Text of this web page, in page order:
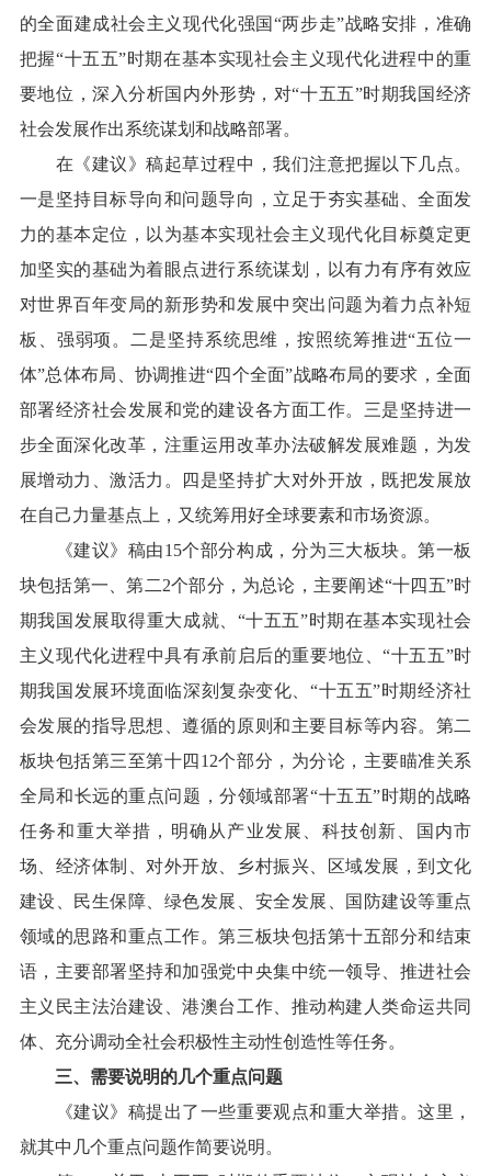
的全面建成社会主义现代化强国“两步走”战略安排，准确
把握“十五五”时期在基本实现社会主义现代化进程中的重
要地位，深入分析国内外形势，对“十五五”时期我国经济
社会发展作出系统谋划和战略部署。
在《建议》稿起草过程中，我们注意把握以下几点。
一是坚持目标导向和问题导向，立足于夯实基础、全面发
力的基本定位，以为基本实现社会主义现代化目标奠定更
加坚实的基础为着眼点进行系统谋划，以有力有序有效应
对世界百年变局的新形势和发展中突出问题为着力点补短
板、强弱项。二是坚持系统思维，按照统筹推进“五位一
体”总体布局、协调推进“四个全面”战略布局的要求，全面
部署经济社会发展和党的建设各方面工作。三是坚持进一
步全面深化改革，注重运用改革办法破解发展难题，为发
展增动力、激活力。四是坚持扩大对外开放，既把发展放
在自己力量基点上，又统筹用好全球要素和市场资源。
《建议》稿由15个部分构成，分为三大板块。第一板
块包括第一、第二2个部分，为总论，主要阐述“十四五”时
期我国发展取得重大成就、“十五五”时期在基本实现社会
主义现代化进程中具有承前启后的重要地位、“十五五”时
期我国发展环境面临深刻复杂变化、“十五五”时期经济社
会发展的指导思想、遵循的原则和主要目标等内容。第二
板块包括第三至第十四12个部分，为分论，主要瞄准关系
全局和长远的重点问题，分领域部署“十五五”时期的战略
任务和重大举措，明确从产业发展、科技创新、国内市
场、经济体制、对外开放、乡村振兴、区域发展，到文化
建设、民生保障、绿色发展、安全发展、国防建设等重点
领域的思路和重点工作。第三板块包括第十五部分和结束
语，主要部署坚持和加强党中央集中统一领导、推进社会
主义民主法治建设、港澳台工作、推动构建人类命运共同
体、充分调动全社会积极性主动性创造性等任务。
三、需要说明的几个重点问题
《建议》稿提出了一些重要观点和重大举措。这里，
就其中几个重点问题作简要说明。